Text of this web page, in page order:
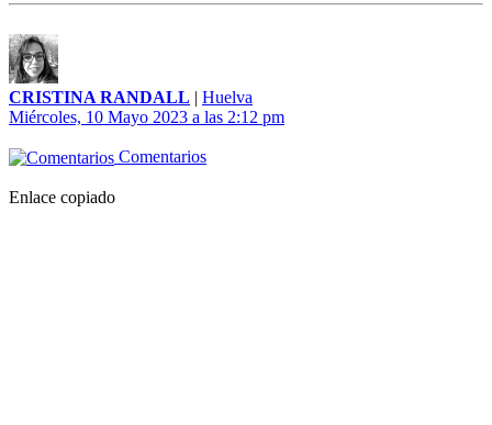
CRISTINA RANDALL | Huelva
Miércoles, 10 Mayo 2023 a las 2:12 pm
Comentarios
Enlace copiado